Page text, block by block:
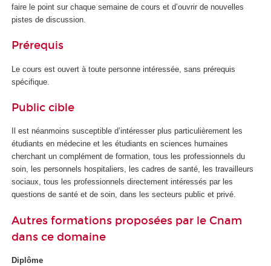
faire le point sur chaque semaine de cours et d’ouvrir de nouvelles
pistes de discussion.
Prérequis
Le cours est ouvert à toute personne intéressée, sans prérequis
spécifique.
Public cible
Il est néanmoins susceptible d’intéresser plus particulièrement les
étudiants en médecine et les étudiants en sciences humaines
cherchant un complément de formation, tous les professionnels du
soin, les personnels hospitaliers, les cadres de santé, les travailleurs
sociaux, tous les professionnels directement intéressés par les
questions de santé et de soin, dans les secteurs public et privé.
Autres formations proposées par le Cnam
dans ce domaine
Diplôme